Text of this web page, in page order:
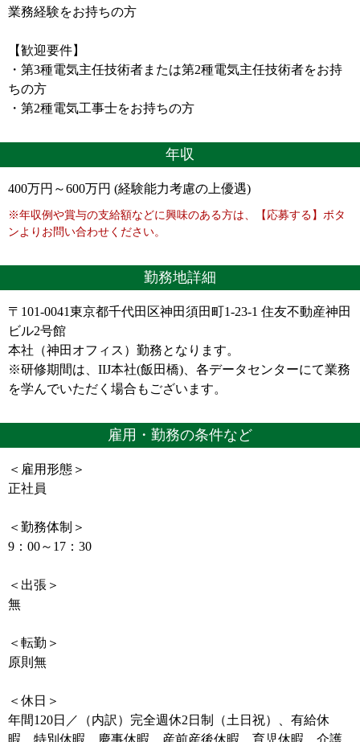
業務経験をお持ちの方
【歓迎要件】
・第3種電気主任技術者または第2種電気主任技術者をお持
ちの方
・第2種電気工事士をお持ちの方
年収
400万円～600万円 (経験能力考慮の上優遇)
※年収例や賞与の支給額などに興味のある方は、【応募する】ボタ
ンよりお問い合わせください。
勤務地詳細
〒101-0041東京都千代田区神田須田町1-23-1 住友不動産神田
ビル2号館
本社（神田オフィス）勤務となります。
※研修期間は、IIJ本社(飯田橋)、各データセンターにて業務
を学んでいただく場合もございます。
雇用・勤務の条件など
＜雇用形態＞
正社員
＜勤務体制＞
9：00～17：30
＜出張＞
無
＜転勤＞
原則無
＜休日＞
年間120日／（内訳）完全週休2日制（土日祝）、有給休
暇、特別休暇、慶事休暇、産前産後休暇、育児休暇、介護